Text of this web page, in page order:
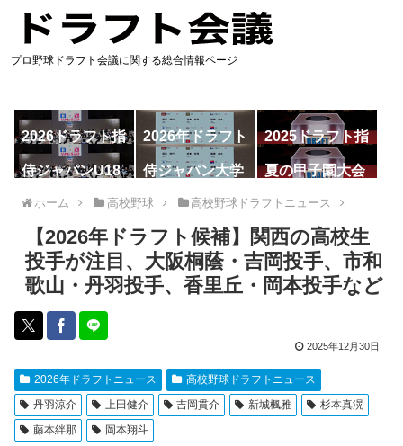
プロ野球ドラフト会議に関する総合情報ページ
2026ドラフト指
名予想
2026年ドラフト
候補
2025ドラフト指
名一覧
侍ジャパンU18
代表
侍ジャパン大学
代表
夏の甲子園大会
ホーム 高校野球 高校野球ドラフトニュース
【2026年ドラフト候補】関西の高校生
投手が注目、大阪桐蔭・吉岡投手、市和
歌山・丹羽投手、香里丘・岡本投手など
2025年12月30日
2026年ドラフトニュース
高校野球ドラフトニュース
丹羽涼介
上田健介 吉岡貫介 新城楓雅
杉本真滉
藤本絆那
岡本翔斗